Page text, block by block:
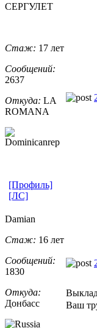
СЕРГУЛЕТ
Стаж: 17 лет
Сообщений:
2637
Откуда: LA
ROMANA
[Профиль]
[ЛС]
Damian
Стаж: 16 лет
Сообщений:
1830
Откуда:
Донбасс
Ваш